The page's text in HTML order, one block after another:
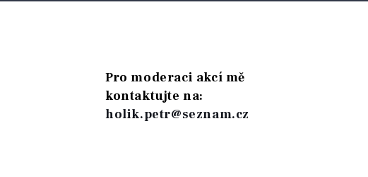
Pro moderaci akcí mě
kontaktujte na:
holik.petr@seznam.cz